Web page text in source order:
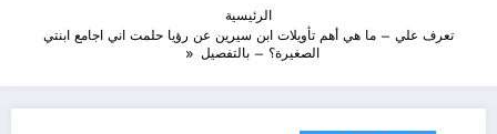
الرئيسية
تعرف علي – ما هي أهم تأويلات ابن سيرين عن رؤيا حلمت اني اجامع ابنتي
الصغيرة؟ – بالتفصيل